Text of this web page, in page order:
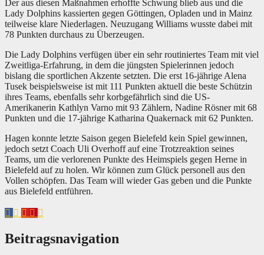
Der aus diesen Maßnahmen erhoffte Schwung blieb aus und die
Lady Dolphins kassierten gegen Göttingen, Opladen und in Mainz
teilweise klare Niederlagen. Neuzugang Williams wusste dabei mit
78 Punkten durchaus zu Überzeugen.
Die Lady Dolphins verfügen über ein sehr routiniertes Team mit viel
Zweitliga-Erfahrung, in dem die jüngsten Spielerinnen jedoch
bislang die sportlichen Akzente setzten. Die erst 16-jährige Alena
Tusek beispielsweise ist mit 111 Punkten aktuell die beste Schützin
ihres Teams, ebenfalls sehr korbgefährlich sind die US-
Amerikanerin Kathlyn Varno mit 93 Zählern, Nadine Rösner mit 68
Punkten und die 17-jährige Katharina Quakernack mit 62 Punkten.
Hagen konnte letzte Saison gegen Bielefeld kein Spiel gewinnen,
jedoch setzt Coach Uli Overhoff auf eine Trotzreaktion seines
Teams, um die verlorenen Punkte des Heimspiels gegen Herne in
Bielefeld auf zu holen. Wir können zum Glück personell aus den
Vollen schöpfen. Das Team will wieder Gas geben und die Punkte
aus Bielefeld entführen.
Beitragsnavigation